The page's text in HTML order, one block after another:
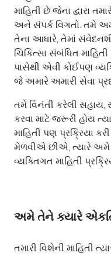
માહિતી છે જેના દ્વારા
અને સંપર્ક વિગતો. તમે
તેના આધારે, તેમાં
ચિકિત્સા સંબંધિત
પાસેથી એવી કોઈપણ
જે અમારે અમારી સેવા
તમે વિનંતી કરેલી
કરવા માટે જરૂરી હોય
માહિતી પણ પ્રક્રિયા
મેળવીએ છીએ, ત્યારે
વ્યક્તિગત માહિતી
અમે તેને ક્યારે
તમારી વિશેની માહિતી